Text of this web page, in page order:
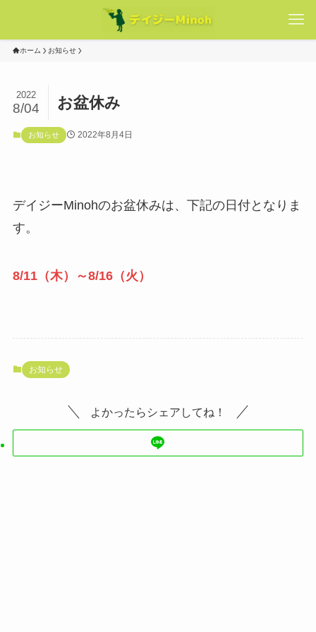
ホーム お知らせ
お盆休み
2022
8/04
お知らせ 2022年8月4日
デイジーMinohのお盆休みは、下記の日付となりま
す。
8/11（木）～8/16（火）
お知らせ
よかったらシェアしてね！